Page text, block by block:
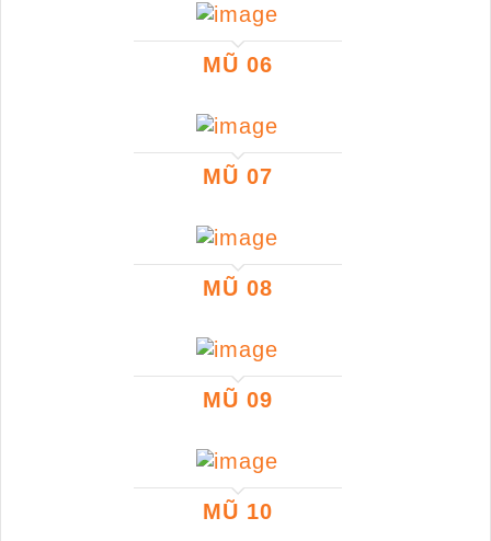
MŨ 06
MŨ 07
MŨ 08
MŨ 09
MŨ 10